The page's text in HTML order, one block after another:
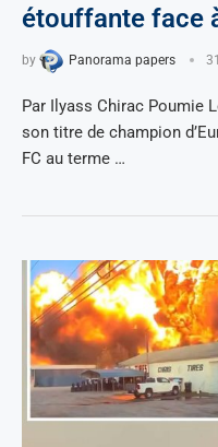
étouffante face
by Panorama papers
Par Ilyass Chirac Poumie
son titre de champion
FC au terme …